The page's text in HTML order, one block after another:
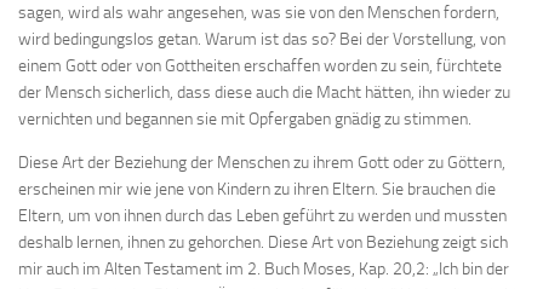
sagen, wird als wahr angesehen, was sie von den Menschen fordern,
wird bedingungslos getan. Warum ist das so? Bei der Vorstellung, von
einem Gott oder von Gottheiten erschaffen worden zu sein, fürchtete
der Mensch sicherlich, dass diese auch die Macht hätten, ihn wieder zu
vernichten und begannen sie mit Opfergaben gnädig zu stimmen.
Diese Art der Beziehung der Menschen zu ihrem Gott oder zu Göttern,
erscheinen mir wie jene von Kindern zu ihren Eltern. Sie brauchen die
Eltern, um von ihnen durch das Leben geführt zu werden und mussten
deshalb lernen, ihnen zu gehorchen. Diese Art von Beziehung zeigt sich
mir auch im Alten Testament im 2. Buch Moses, Kap. 20,2: „Ich bin der